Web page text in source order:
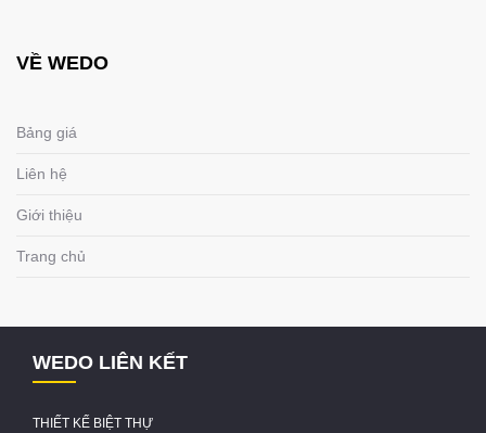
VỀ WEDO
Bảng giá
Liên hệ
Giới thiệu
Trang chủ
WEDO LIÊN KẾT
THIẾT KẾ BIỆT THỰ